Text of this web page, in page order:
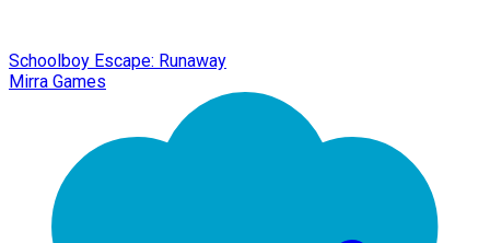
Schoolboy Escape: Runaway
Mirra Games